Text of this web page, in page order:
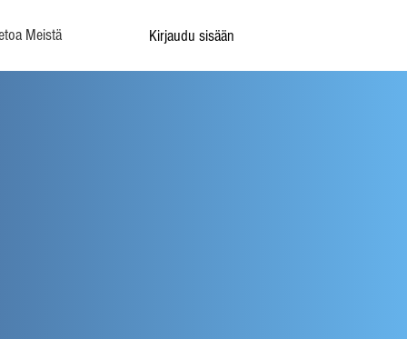
Meistä Kirjaudu sisään